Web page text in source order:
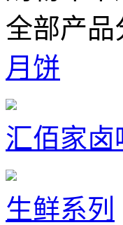
全部产品
月饼
汇佰家卤
生鲜系列